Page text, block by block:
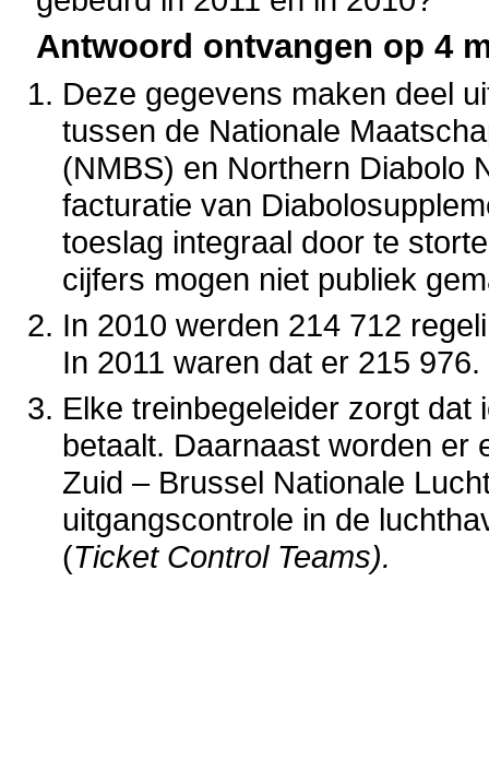
Antwoord ontvangen op 4
Deze gegevens maken deel
tussen de Nationale
(NMBS) en Northern Diabolo
facturatie van
toeslag integraal door te
cijfers mogen niet publiek
In 2010 werden 214 712
In 2011 waren dat er 215 976.
Elke treinbegeleider zorgt
betaalt. Daarnaast worden er
Zuid – Brussel Nationale
uitgangscontrole in de
(Ticket Control Teams).